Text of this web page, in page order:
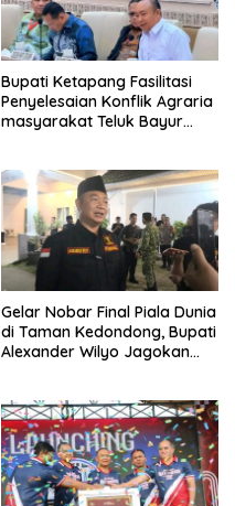
Bupati Ketapang Fasilitasi
Penyelesaian Konflik Agraria
masyarakat Teluk Bayur
Gelar Nobar Final Piala Dunia
di Taman Kedondong, Bupati
Alexander Wilyo Jagokan